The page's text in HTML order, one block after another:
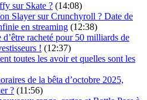
sur Skate ? (14:08)
Slayer sur Crunchyroll ? Date de
en streaming (12:38)
racheté pour 50 milliards de
! (12:37)
toutes les avoir et quelles sont les
de la bêta d’octobre 2025,
? (11:56)